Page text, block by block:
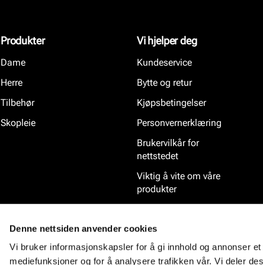
Denne nettsiden anvender cookies
Vi bruker informasjonskapsler for å gi innhold og annonser
mediefunksjoner og for å analysere trafikken vår. Vi deler
Produkter
Dame
Herre
Tilbehør
Skopleie
Vi hjelper deg
Kundeservice
Bytte og retur
Kjøpsbetingelser
Personvernerklæring
Brukervilkår for
nettstedet
Viktig å vite om våre
produkter